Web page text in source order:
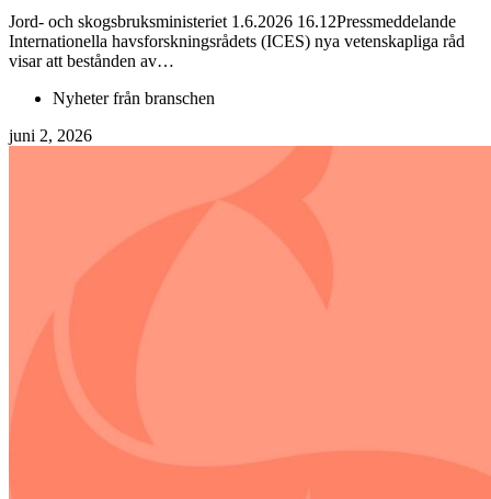
Jord- och skogsbruksministeriet 1.6.2026 16.12Pressmeddelande
Internationella havsforskningsrådets (ICES) nya vetenskapliga råd
visar att bestånden av…
Nyheter från branschen
juni 2, 2026